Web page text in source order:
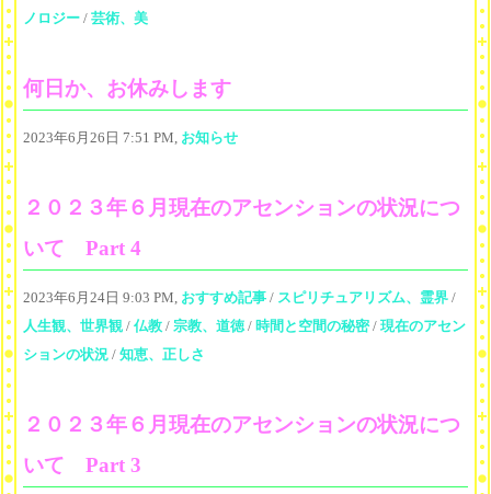
ノロジー / 芸術、美
何日か、お休みします
2023年6月26日 7:51 PM, お知らせ
２０２３年６月現在のアセンションの状況につ
いて Part 4
2023年6月24日 9:03 PM, おすすめ記事 / スピリチュアリズム、霊界 /
人生観、世界観 / 仏教 / 宗教、道徳/ 時間と空間の秘密/ 現在のアセン
ションの状況 / 知恵、正しさ
２０２３年６月現在のアセンションの状況につ
いて Part 3